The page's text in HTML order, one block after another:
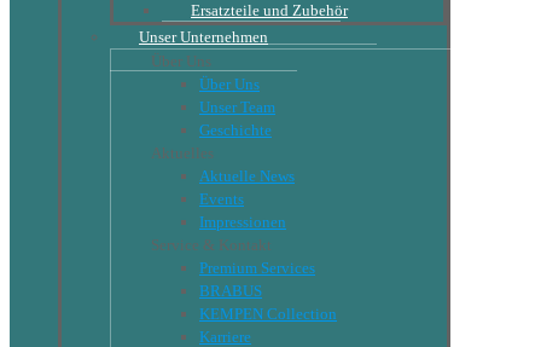
Ersatzteile und Zubehör
Unser Unternehmen
Über Uns
Über Uns
Unser Team
Geschichte
Aktuelles
Aktuelle News
Events
Impressionen
Service & Kontakt
Premium Services
BRABUS
KEMPEN Collection
Karriere